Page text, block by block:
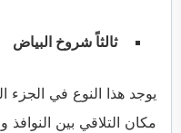
ثالثاً شروخ البياض
يوجد هذا النوع في الجزء
مكان التلاقي بين